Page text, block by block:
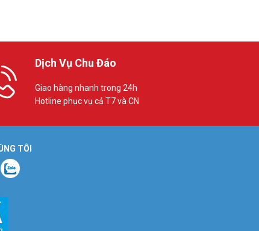
Dịch Vụ Chu Đáo
Giao hàng nhanh trong 24h
Hotline phục vụ cả T7 và CN
TÔI